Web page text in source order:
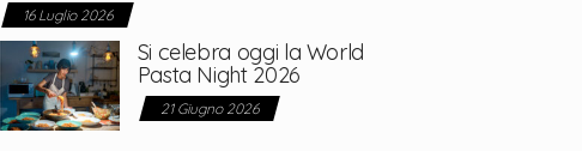
16 Luglio 2026
Si celebra oggi la World
Pasta Night 2026
21 Giugno 2026